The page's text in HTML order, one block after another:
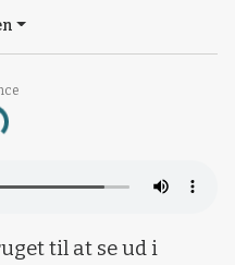
til at se ud i